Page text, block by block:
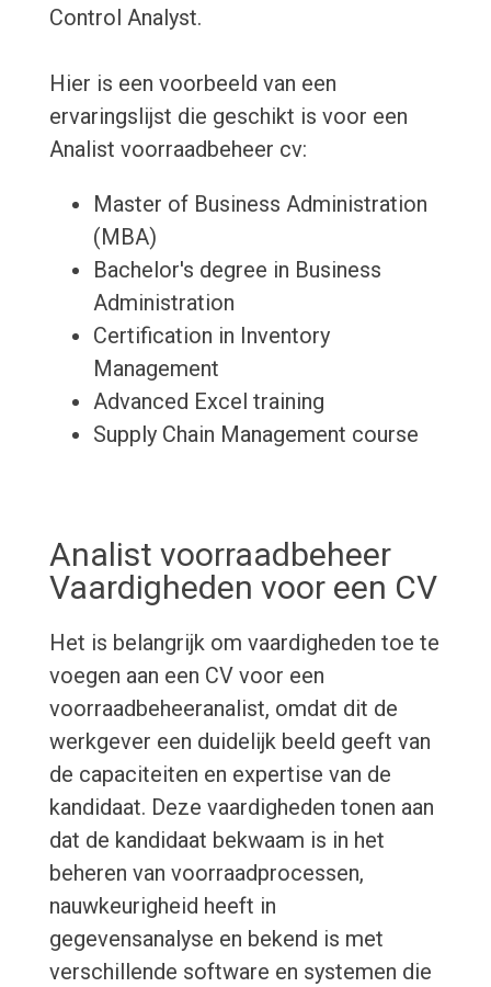
Control Analyst.
Hier is een voorbeeld van een
ervaringslijst die geschikt is voor een
Analist voorraadbeheer cv:
Master of Business Administration
(MBA)
Bachelor's degree in Business
Administration
Certification in Inventory
Management
Advanced Excel training
Supply Chain Management course
Analist voorraadbeheer
Vaardigheden voor een CV
Het is belangrijk om vaardigheden toe te
voegen aan een CV voor een
voorraadbeheeranalist, omdat dit de
werkgever een duidelijk beeld geeft van
de capaciteiten en expertise van de
kandidaat. Deze vaardigheden tonen aan
dat de kandidaat bekwaam is in het
beheren van voorraadprocessen,
nauwkeurigheid heeft in
gegevensanalyse en bekend is met
verschillende software en systemen die